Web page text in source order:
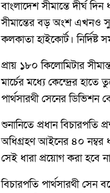
বাংলাদেশ সীমান্তে দীর্ঘ
সীমান্তের বড় অংশ এখনও
কলকাতা হাইকোর্ট।
প্রায় ১৮০ কিলোমিটার
মার্চের মধ্যে কেন্দ্রের
পার্থসারথী সেনের ডিভিশন
শুনানিতে প্রধান বিচারপতি
অধিগ্রহণ আইনের ৪০ নম্বর
সেই ধারা প্রয়োগ করা হবে
বিচারপতি পার্থসারথী সেন